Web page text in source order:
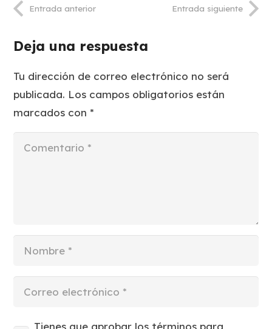
Entrada anterior Entrada siguiente
Deja una respuesta
Tu dirección de correo electrónico no será
publicada. Los campos obligatorios están
marcados con*